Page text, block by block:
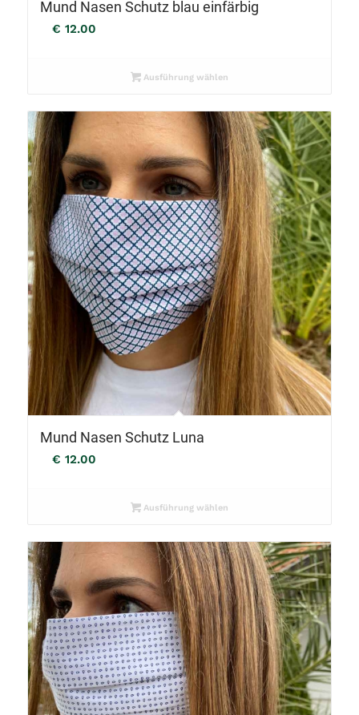
Mund Nasen Schutz blau einfärbig
€ 12.00
Ausführung wählen
Mund Nasen Schutz Luna
€ 12.00
Ausführung wählen